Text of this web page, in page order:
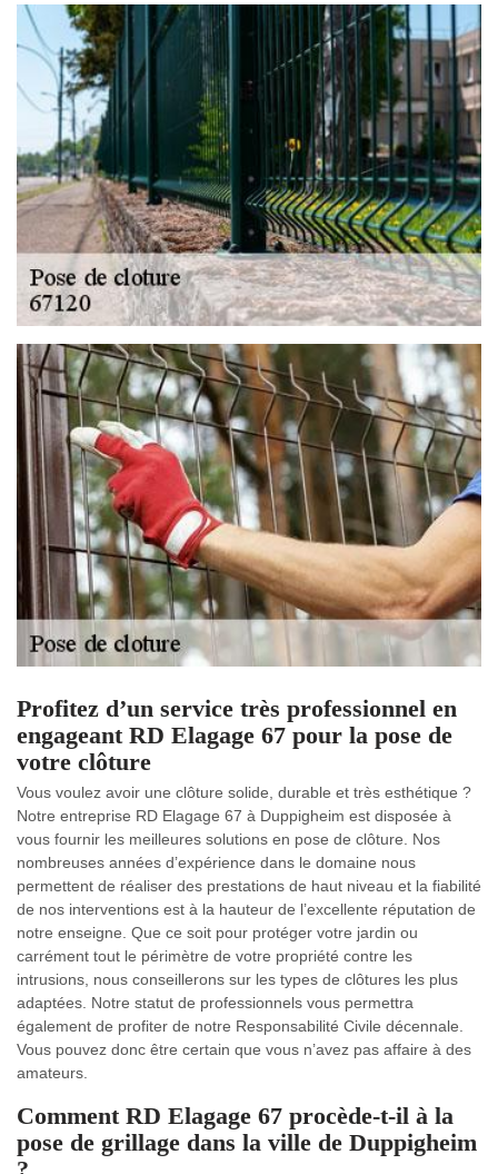
Profitez d’un service très professionnel en
engageant RD Elagage 67 pour la pose de
votre clôture
Vous voulez avoir une clôture solide, durable et très esthétique ?
Notre entreprise RD Elagage 67 à Duppigheim est disposée à
vous fournir les meilleures solutions en pose de clôture. Nos
nombreuses années d’expérience dans le domaine nous
permettent de réaliser des prestations de haut niveau et la fiabilité
de nos interventions est à la hauteur de l’excellente réputation de
notre enseigne. Que ce soit pour protéger votre jardin ou
carrément tout le périmètre de votre propriété contre les
intrusions, nous conseillerons sur les types de clôtures les plus
adaptées. Notre statut de professionnels vous permettra
également de profiter de notre Responsabilité Civile décennale.
Vous pouvez donc être certain que vous n’avez pas affaire à des
amateurs.
Comment RD Elagage 67 procède-t-il à la
pose de grillage dans la ville de Duppigheim